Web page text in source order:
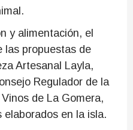
y alimentación, el
las propuestas de
Artesanal Layla,
Regulador de la
de La Gomera,
elaborados en la isla.